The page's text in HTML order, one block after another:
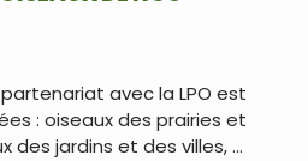
avec la LPO est
: oiseaux des prairies et
des jardins et des villes, …